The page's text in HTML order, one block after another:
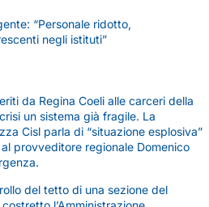
“Personale ridotto,
negli istituti”
da Regina Coeli alle carceri della
un sistema già fragile. La
Cisl parla di “situazione esplosiva”
provveditore regionale Domenico
del tetto di una sezione del